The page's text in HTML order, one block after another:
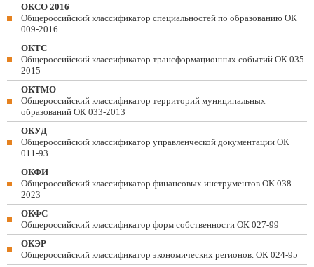
ОКСО 2016
Общероссийский классификатор специальностей по образованию ОК
009-2016
ОКТС
Общероссийский классификатор трансформационных событий ОК 035-
2015
ОКТМО
Общероссийский классификатор территорий муниципальных
образований ОК 033-2013
ОКУД
Общероссийский классификатор управленческой документации ОК
011-93
ОКФИ
Общероссийский классификатор финансовых инструментов OK 038-
2023
ОКФС
Общероссийский классификатор форм собственности ОК 027-99
ОКЭР
Общероссийский классификатор экономических регионов. ОК 024-95